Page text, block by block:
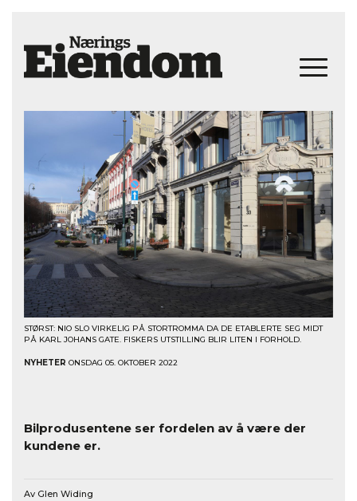
STØRST: NIO SLO VIRKELIG PÅ STORTROMMA DA DE ETABLERTE SEG MIDT
PÅ KARL JOHANS GATE. FISKERS UTSTILLING BLIR LITEN I FORHOLD.
NYHETER ONSDAG 05. OKTOBER 2022
Bilprodusentene ser fordelen av å være der
kundene er.
Av Glen Widing